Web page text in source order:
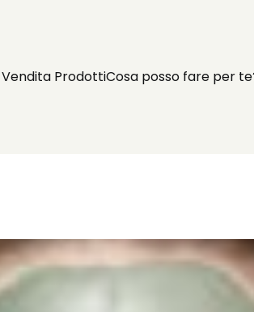
Vendita ProdottiCosa posso fare per